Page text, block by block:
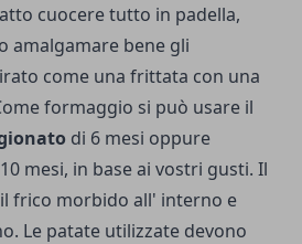
cuocere tutto in padella,
amalgamare bene gli
come una frittata con una
formaggio si può usare il
di 6 mesi oppure
mesi, in base ai vostri gusti. Il
frico morbido all' interno e
Le patate utilizzate devono